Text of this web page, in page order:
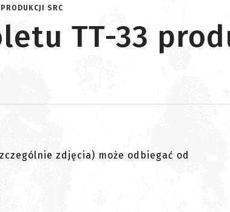
SRC
TT-33
zdjęcia) może odbiegać od